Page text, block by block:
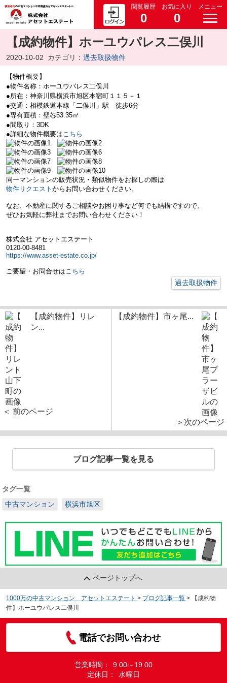
閲覧履歴
0
お気に入り
0
メニュー
【成約物件】ホーユウパレス二俣川
2020-10-02 カテゴリ： 過去取扱物件
【物件概要】
●物件名称：ホーユウパレス二俣川
●所在：神奈川県横浜市旭区本宿町１１５－１
●交通：相模鉄道本線「二俣川」駅 徒歩6分
●専有面積：壁芯53.35㎡
●間取り：3DK
●詳細な物件概要はこちら
同一マンションの販売状況・類似物件をお探しの際は
物件リクエスト からお問い合わせください。
なお、不動産に関するご相談やお困り事など何でも結構ですので、
ぜひお気軽に弊社までお問い合わせください！
株式会社 アセットエステート
0120-00-8481
https://www.asset-estate.co.jp/
ご要望・お問合せはこちら
過去取扱物件
【成約物件】リレ
ン...
＜ 前のページ
【成約物件】市ヶ尾...
＞次のページ
ブログ記事一覧を見る
タグ一覧
中古マンション
横浜市旭区
ページトップへ
1000万の中古マンション アセットエステート > ブログ記事一覧 >
【成約物
件】ホーユウパレス二俣川
電話でお問い合わせ
営業時間：
9:00～19:00
定休日：
水曜日